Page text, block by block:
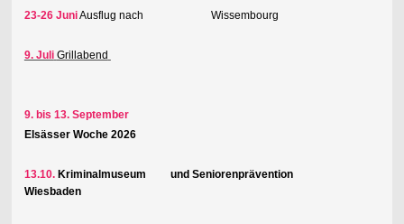
23-26 JuniAusflug nach Wissembourg
9. Juli Grillabend
9. bis 13. September
Elsässer Woche 2026
13.10.Kriminalmuseum und Seniorenprävention
Wiesbaden